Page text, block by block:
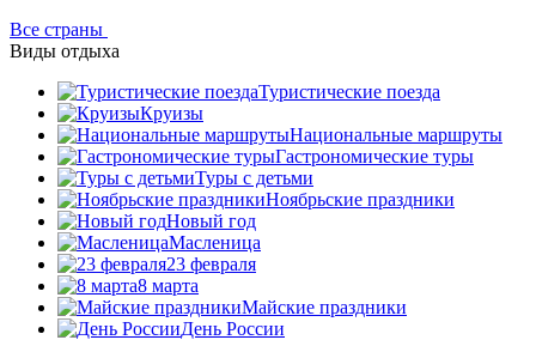
Все страны
Виды отдыха
Туристические поезда
Круизы
Национальные маршруты
Гастрономические туры
Туры с детьми
Ноябрьские праздники
Новый год
Масленица
23 февраля
8 марта
Майские праздники
День России